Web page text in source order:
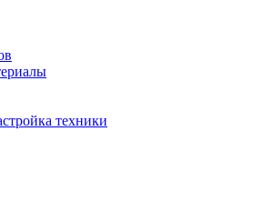
техники